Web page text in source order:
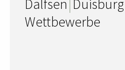
Dalfsen Duisburg
Wettbewerbe